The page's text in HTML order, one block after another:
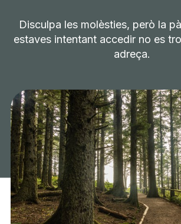
Disculpa les molèsties, però la
estaves intentant accedir no es
adreça.